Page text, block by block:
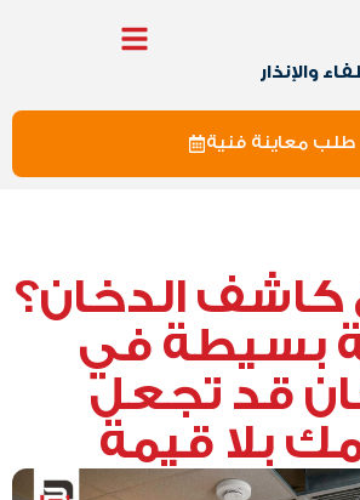
والإنذار
طلب معاينة فنية
كاشف الدخان؟
بسيطة في
قد تجعل
بلا قيمة